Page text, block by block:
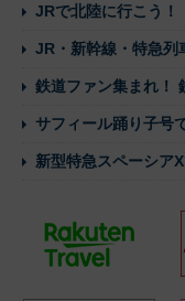
JRで北陸に行こう！
JR・新幹線・特急列
鉄道ファン集まれ！
サフィール踊り子号
新型特急スペーシア